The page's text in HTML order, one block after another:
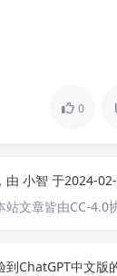
0
由 小智 于2024-
文章皆由CC-4.0
到ChatGPT中文